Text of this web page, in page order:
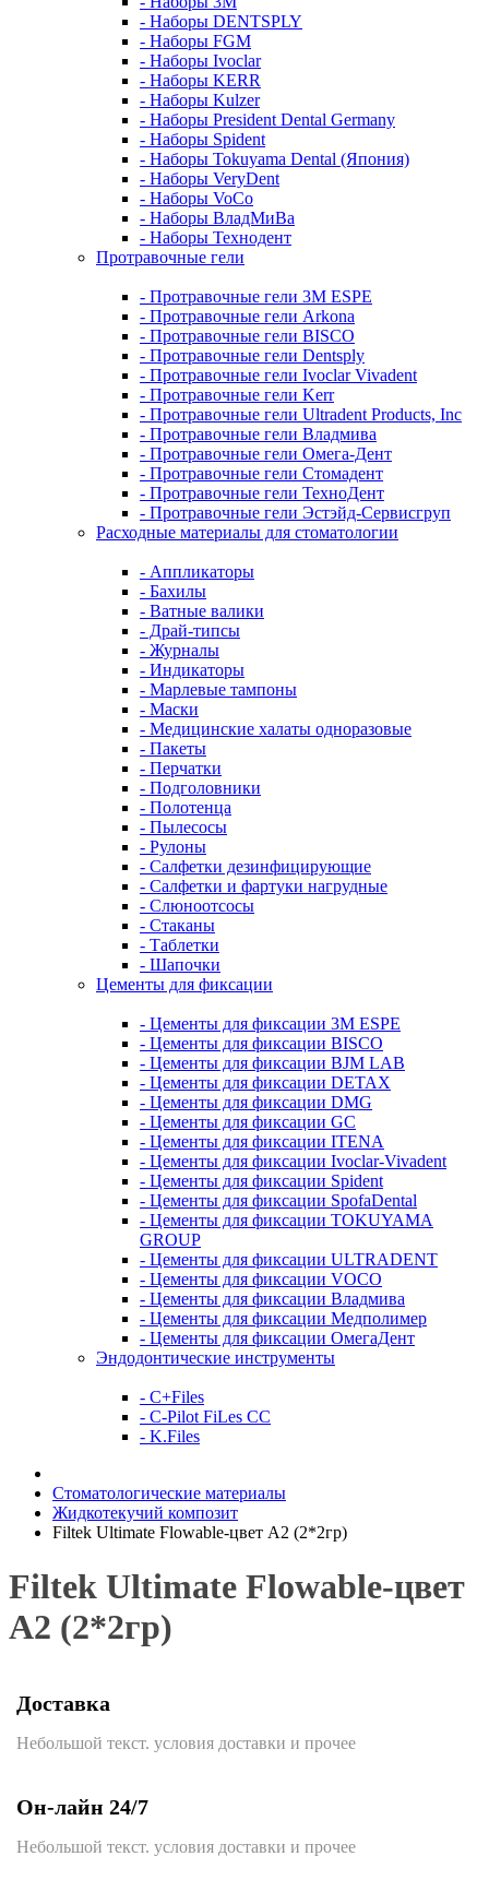
- Наборы DENTSPLY
- Наборы FGM
- Наборы Ivoclar
- Наборы KERR
- Наборы Kulzer
- Наборы President Dental Germany
- Наборы Spident
- Наборы Tokuyama Dental (Япония)
- Наборы VeryDent
- Наборы VoCo
- Наборы ВладМиВа
- Наборы Технодент
Протравочные гели
- Протравочные гели 3М ESPE
- Протравочные гели Arkona
- Протравочные гели BISCO
- Протравочные гели Dentsply
- Протравочные гели Ivoclar Vivadent
- Протравочные гели Kerr
- Протравочные гели Ultradent Products, Inc
- Протравочные гели Владмива
- Протравочные гели Омега-Дент
- Протравочные гели Стомадент
- Протравочные гели ТехноДент
- Протравочные гели Эстэйд-Сервисгруп
Расходные материалы для стоматологии
- Аппликаторы
- Бахилы
- Ватные валики
- Драй-типсы
- Журналы
- Индикаторы
- Марлевые тампоны
- Маски
- Медицинские халаты одноразовые
- Пакеты
- Перчатки
- Подголовники
- Полотенца
- Пылесосы
- Рулоны
- Салфетки дезинфицирующие
- Салфетки и фартуки нагрудные
- Слюноотсосы
- Стаканы
- Таблетки
- Шапочки
Цементы для фиксации
- Цементы для фиксации 3M ESPE
- Цементы для фиксации BISCO
- Цементы для фиксации BJM LAB
- Цементы для фиксации DETAX
- Цементы для фиксации DMG
- Цементы для фиксации GC
- Цементы для фиксации ITENA
- Цементы для фиксации Ivoclar-Vivadent
- Цементы для фиксации Spident
- Цементы для фиксации SpofaDental
- Цементы для фиксации TOKUYAMA
GROUP
- Цементы для фиксации ULTRADENT
- Цементы для фиксации VOCO
- Цементы для фиксации Владмива
- Цементы для фиксации Медполимер
- Цементы для фиксации ОмегаДент
Эндодонтические инструменты
- C+Files
- C-Pilot FiLes CC
- K.Files
Стоматологические материалы
Жидкотекучий композит
Filtek Ultimate Flowable-цвет А2 (2*2гр)
Filtek Ultimate Flowable-цвет
А2 (2*2гр)
Доставка
Небольшой текст. условия доставки и прочее
Он-лайн 24/7
Небольшой текст. условия доставки и прочее